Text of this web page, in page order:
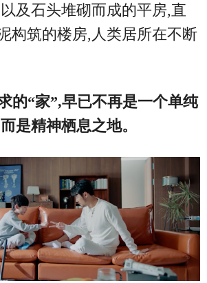
及石头堆砌而成的平房,直
构筑的楼房,人类居所在不断
的“家”,早已不再是一个单纯
是精神栖息之地。